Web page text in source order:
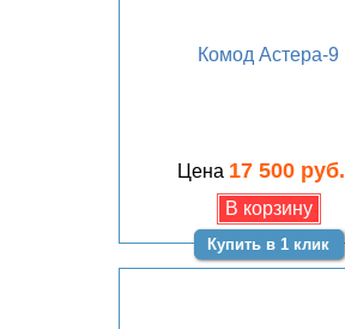
Комод Астера-9
Цена 17 500 руб.
Купить в 1 клик